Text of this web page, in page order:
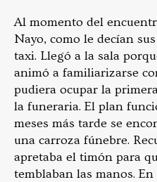
Al momento del
Nayo, como le decían
taxi. Llegó a la sala
animó a familiarizarse
pudiera ocupar la
la funeraria. El plan
meses más tarde se
una carroza fúnebre.
apretaba el timón para
temblaban las manos.